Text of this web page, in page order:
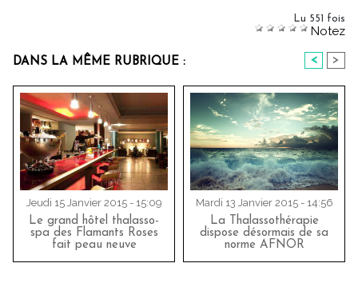
Lu 551 fois
Notez
DANS LA MÊME RUBRIQUE : < >
Jeudi 15 Janvier 2015 - 15:09
Le grand hôtel thalasso-
spa des Flamants Roses
fait peau neuve
Mardi 13 Janvier 2015 - 14:56
La Thalassothérapie
dispose désormais de sa
norme AFNOR